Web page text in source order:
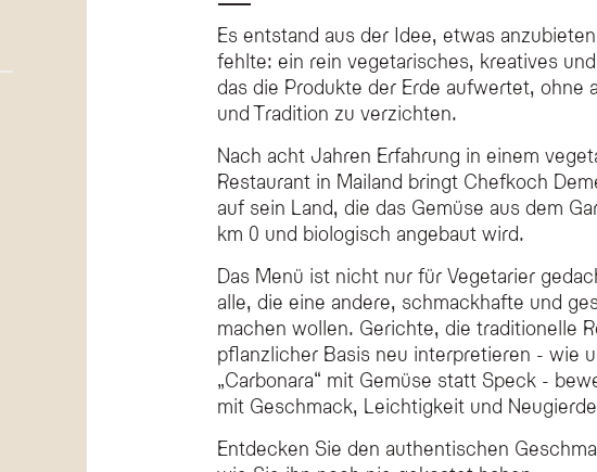
Es entstand aus der Idee, etwas
fehlte: ein rein vegetarisches, kreatives
das die Produkte der Erde aufwertet, ohne
und Tradition zu verzichten.
Nach acht Jahren Erfahrung in einem
Restaurant in Mailand bringt Chefkoch
auf sein Land, die das Gemüse aus dem
km 0 und biologisch angebaut wird.
Das Menü ist nicht nur für Vegetarier
alle, die eine andere, schmackhafte und
machen wollen. Gerichte, die traditionelle
pflanzlicher Basis neu interpretieren - wie
„Carbonara“ mit Gemüse statt Speck -
mit Geschmack, Leichtigkeit und
Entdecken Sie den authentischen